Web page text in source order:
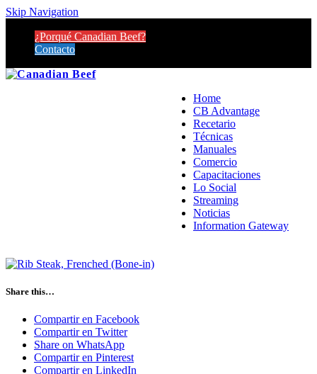
Skip Navigation
¿Porqué Canadian Beef?
Contacto
Home
CB Advantage
Recetario
Técnicas
Manuales
Comercio
Capacitaciones
Lo Social
Streaming
Noticias
Information Gateway
Share this…
Compartir en Facebook
Compartir en Twitter
Share on WhatsApp
Compartir en Pinterest
Compartir en LinkedIn